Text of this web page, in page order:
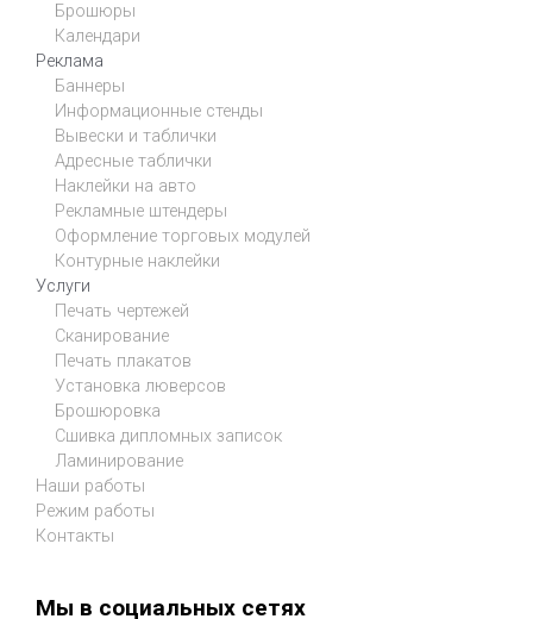
Брошюры
Календари
Реклама
Баннеры
Информационные стенды
Вывески и таблички
Адресные таблички
Наклейки на авто
Рекламные штендеры
Оформление торговых модулей
Контурные наклейки
Услуги
Печать чертежей
Сканирование
Печать плакатов
Установка люверсов
Брошюровка
Сшивка дипломных записок
Ламинирование
Наши работы
Режим работы
Контакты
Мы в социальных сетях